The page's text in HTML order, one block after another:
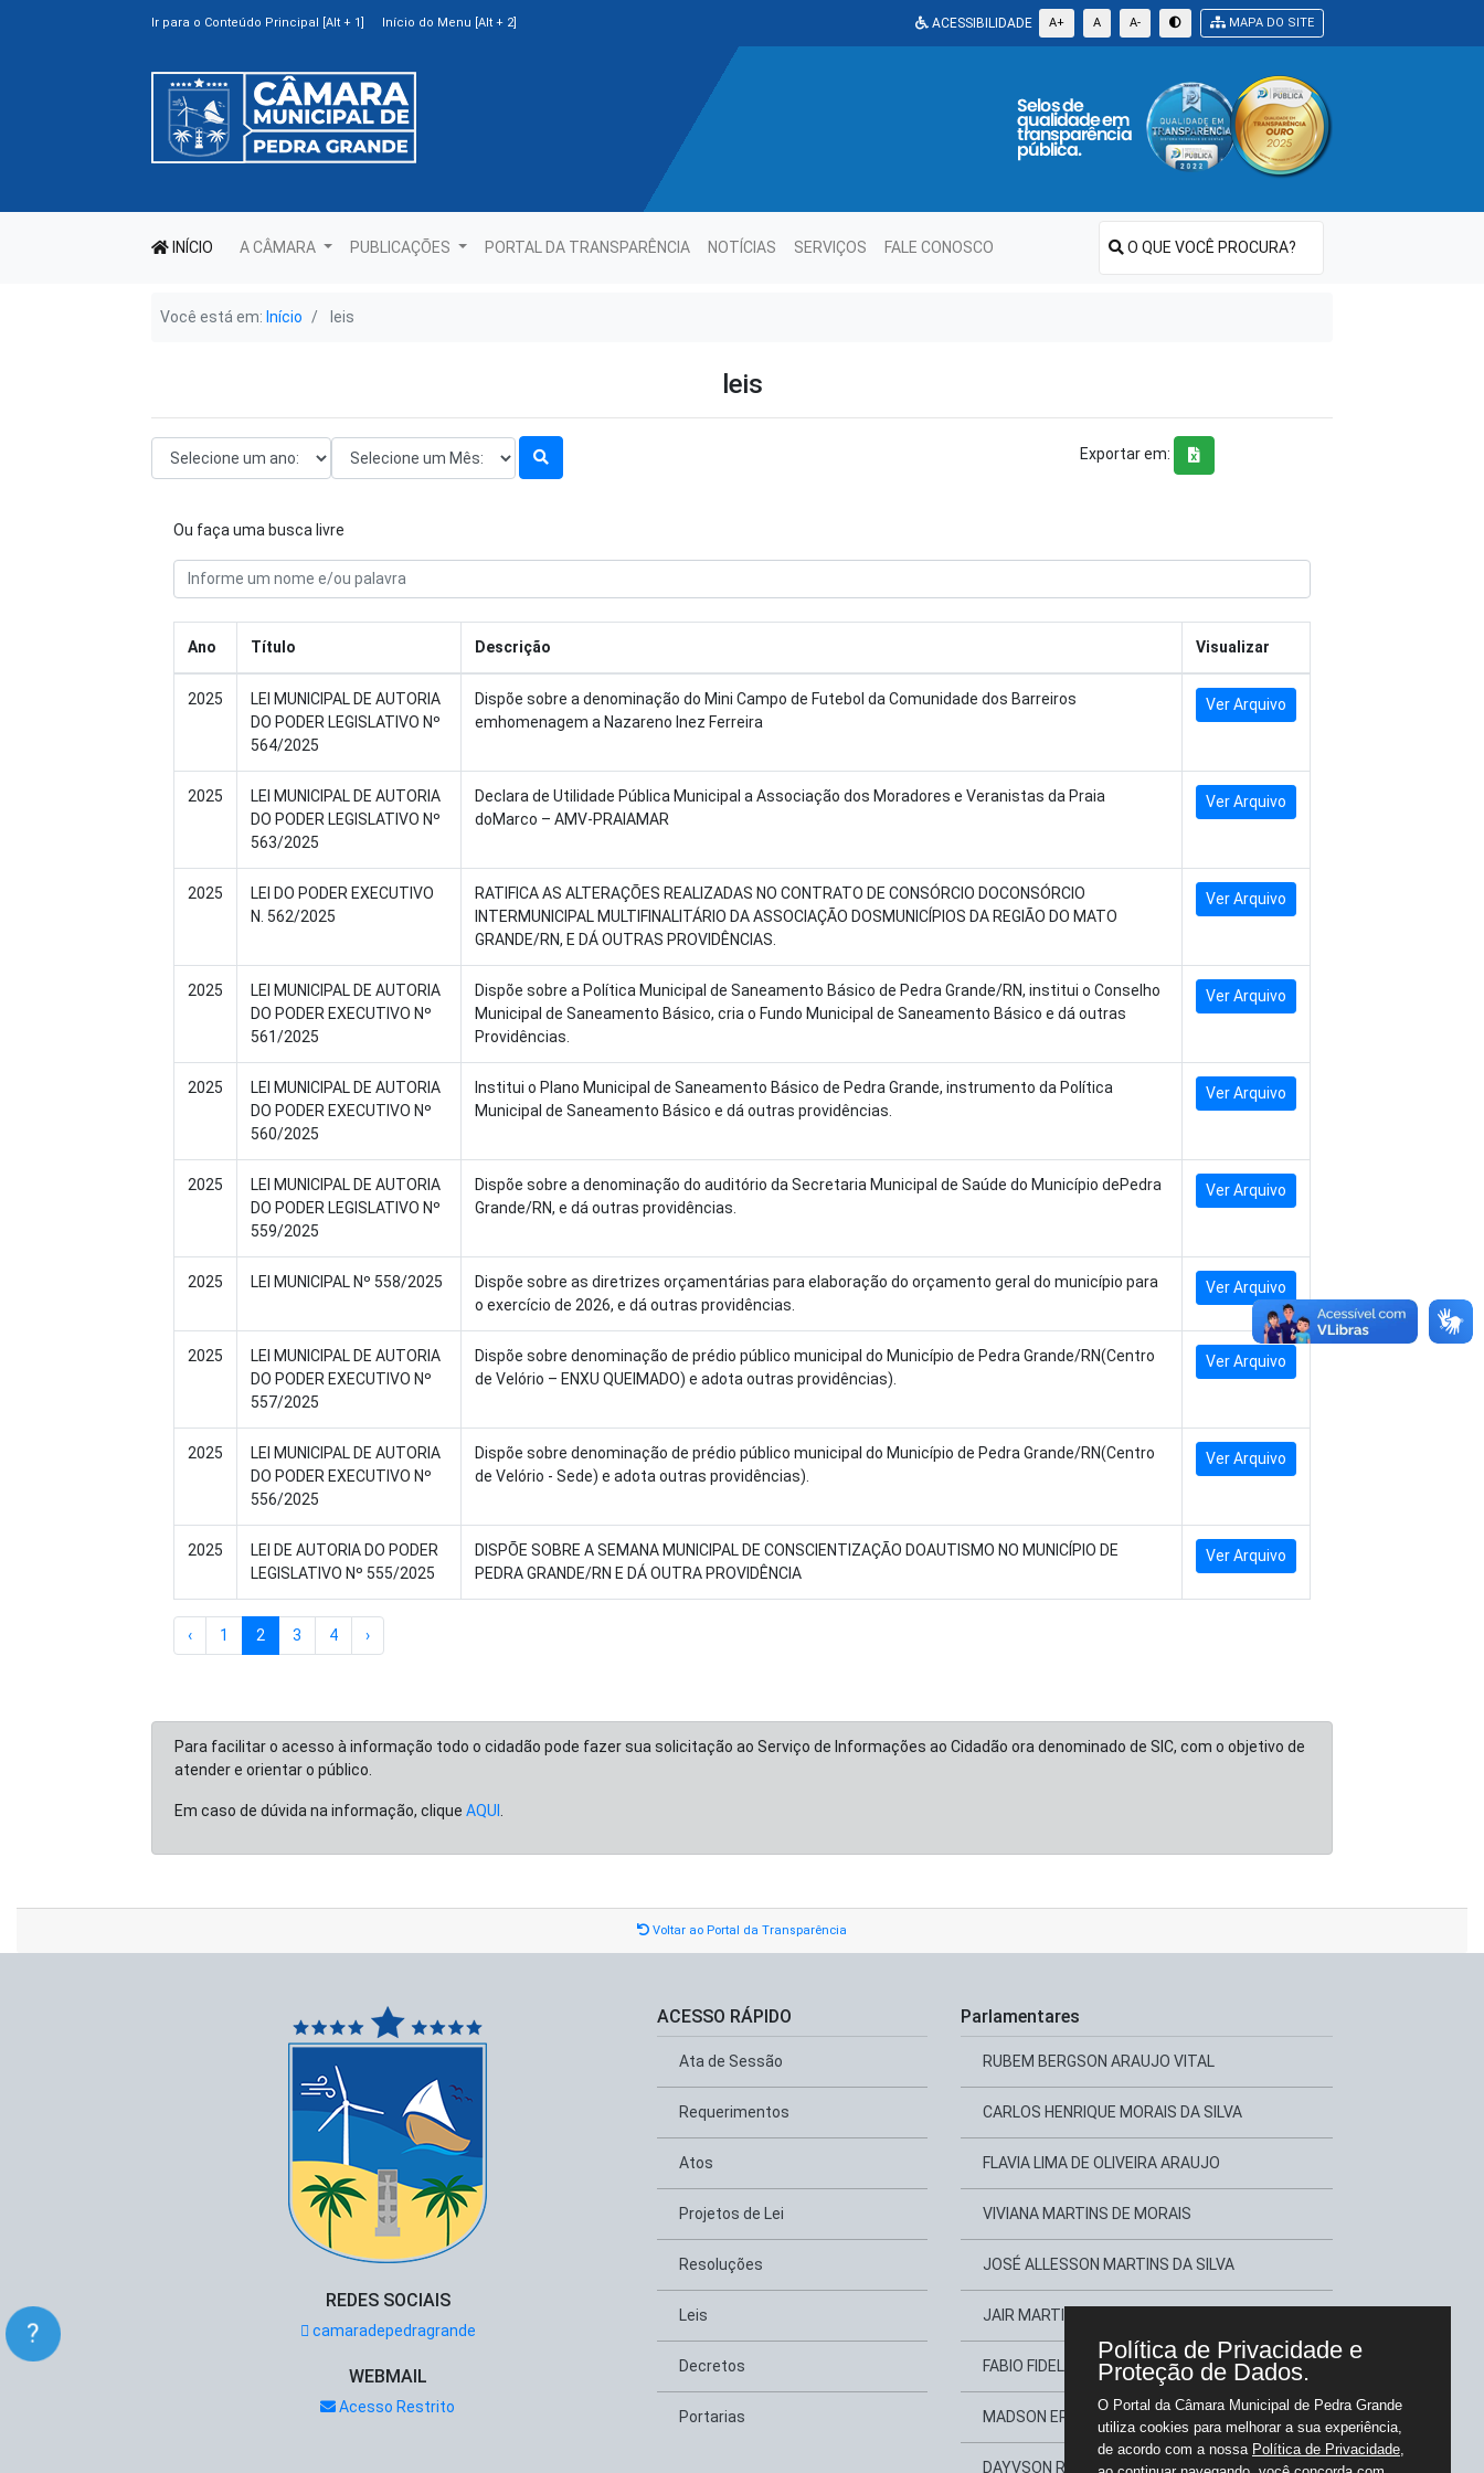
?
Ir para o Conteúdo Principal [Alt + 1] Início do Menu [Alt + 2] ACESSIBILIDADE A+ A A- MAPA DO SITE
INÍCIO A CÂMARA PUBLICAÇÕES PORTAL DA TRANSPARÊNCIA NOTÍCIAS SERVIÇOS FALE CONOSCO O QUE VOCÊ PROCURA?
Você está em: Início leis
leis
Exportar em:
Ou faça uma busca livre
Ano Título Descrição Visualizar
2025
LEI MUNICIPAL DE AUTORIA
DO PODER LEGISLATIVO Nº
564/2025
Dispõe sobre a denominação do Mini Campo de Futebol da Comunidade dos Barreiros
emhomenagem a Nazareno Inez Ferreira
Ver Arquivo
2025
LEI MUNICIPAL DE AUTORIA
DO PODER LEGISLATIVO Nº
563/2025
Declara de Utilidade Pública Municipal a Associação dos Moradores e Veranistas da Praia
doMarco – AMV-PRAIAMAR
Ver Arquivo
2025
LEI DO PODER EXECUTIVO
N. 562/2025
RATIFICA AS ALTERAÇÕES REALIZADAS NO CONTRATO DE CONSÓRCIO DOCONSÓRCIO
INTERMUNICIPAL MULTIFINALITÁRIO DA ASSOCIAÇÃO DOSMUNICÍPIOS DA REGIÃO DO MATO
GRANDE/RN, E DÁ OUTRAS PROVIDÊNCIAS.
Ver Arquivo
2025
LEI MUNICIPAL DE AUTORIA
DO PODER EXECUTIVO Nº
561/2025
Dispõe sobre a Política Municipal de Saneamento Básico de Pedra Grande/RN, institui o Conselho
Municipal de Saneamento Básico, cria o Fundo Municipal de Saneamento Básico e dá outras
Providências.
Ver Arquivo
2025
LEI MUNICIPAL DE AUTORIA
DO PODER EXECUTIVO Nº
560/2025
Institui o Plano Municipal de Saneamento Básico de Pedra Grande, instrumento da Política
Municipal de Saneamento Básico e dá outras providências.
Ver Arquivo
2025
LEI MUNICIPAL DE AUTORIA
DO PODER LEGISLATIVO Nº
559/2025
Dispõe sobre a denominação do auditório da Secretaria Municipal de Saúde do Município dePedra
Grande/RN, e dá outras providências.
Ver Arquivo
2025 LEI MUNICIPAL Nº 558/2025
Dispõe sobre as diretrizes orçamentárias para elaboração do orçamento geral do município para
o exercício de 2026, e dá outras providências.
Ver Arquivo
2025
LEI MUNICIPAL DE AUTORIA
DO PODER EXECUTIVO Nº
557/2025
Dispõe sobre denominação de prédio público municipal do Município de Pedra Grande/RN(Centro
de Velório – ENXU QUEIMADO) e adota outras providências).
Ver Arquivo
2025
LEI MUNICIPAL DE AUTORIA
DO PODER EXECUTIVO Nº
556/2025
Dispõe sobre denominação de prédio público municipal do Município de Pedra Grande/RN(Centro
de Velório - Sede) e adota outras providências).
Ver Arquivo
2025
LEI DE AUTORIA DO PODER
LEGISLATIVO Nº 555/2025
DISPÕE SOBRE A SEMANA MUNICIPAL DE CONSCIENTIZAÇÃO DOAUTISMO NO MUNICÍPIO DE
PEDRA GRANDE/RN E DÁ OUTRA PROVIDÊNCIA
Ver Arquivo
‹ 1 2 3 4 ›
Para facilitar o acesso à informação todo o cidadão pode fazer sua solicitação ao Serviço de Informações ao Cidadão ora denominado de SIC, com o objetivo de
atender e orientar o público.
Em caso de dúvida na informação, clique AQUI
Voltar ao Portal da Transparência
REDES SOCIAIS
camaradepedragrande
WEBMAIL
Acesso Restrito
ACESSO RÁPIDO
Ata de Sessão
Requerimentos
Atos
Projetos de Lei
Resoluções
Leis
Decretos
Portarias
Parlamentares
RUBEM BERGSON ARAUJO VITAL
CARLOS HENRIQUE MORAIS DA SILVA
FLAVIA LIMA DE OLIVEIRA ARAUJO
VIVIANA MARTINS DE MORAIS
JOSÉ ALLESSON MARTINS DA SILVA
JAIR MARTINS TORRES
FABIO FIDELE FERREIRA
MADSON EREK XAVIER BEZERRA
DAYVSON RANGEL MACEDO LOPES
Política de Privacidade e
Proteção de Dados.
O Portal da Câmara Municipal de Pedra Grande
utiliza cookies para melhorar a sua experiência,
de acordo com a nossa Política de Privacidade,